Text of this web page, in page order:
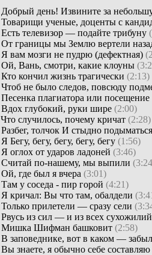
Добрый день! Извините за
Товарищи ученые, доценты с
Есть телевизор — подайте трибуну
От границы мы Землю вертели
Я вам мозги не пудрю (дефектная)
Ой, Вань, смотри, какие клоуны
Кто кончил жизнь трагически (2:13)
Чтоб не было следов, повсюду
Песенка плагиатора или
Вдох глубокий, руки шире (2:00)
Что случилось, почему кричат (2:28)
Разбег, толчок И стыдно
Я Бегу, бегу, бегу, бегу, бегу (1:56)
Я оглох от ударов ладоней (3:46)
Считай по-нашему, мы выпили
Ой, где был я вчера (3:01)
Там у соседа - пир горой (4:21)
Я кричал: Вы что там, обалдели
Только прилетели — сразу сели
Рвусь из сил — и из всех
Мишка Шифман башковит (2:58)
В заповеднике, вот в каком —
Вы знаете, я обычно себе составляю